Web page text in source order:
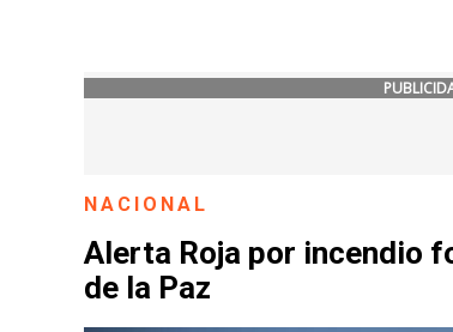
NACIONAL
Alerta Roja por incendio
de la Paz